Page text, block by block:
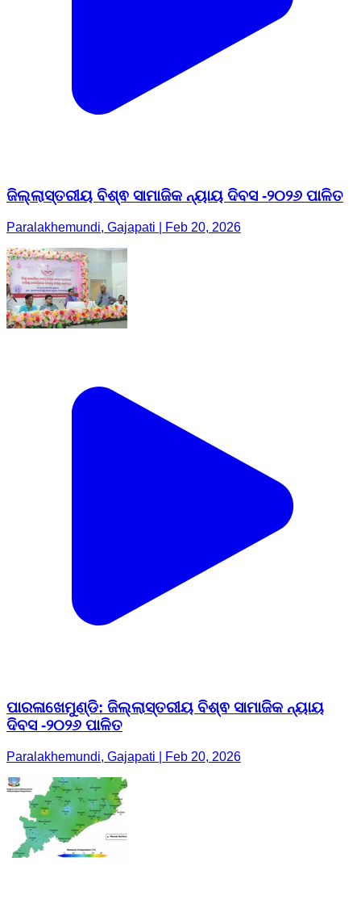
ଜିଲ୍ଲାସ୍ତରୀୟ ବିଶ୍ଵ ସାମାଜିକ ନ୍ୟାୟ ଦିବସ -୨୦୨୬ ପାଳିତ
Paralakhemundi, Gajapati | Feb 20, 2026
ପାରଳାଖେମୁଣ୍ଡି: ଜିଲ୍ଲାସ୍ତରୀୟ ବିଶ୍ଵ ସାମାଜିକ ନ୍ୟାୟ
ଦିବସ -୨୦୨୬ ପାଳିତ
Paralakhemundi, Gajapati | Feb 20, 2026